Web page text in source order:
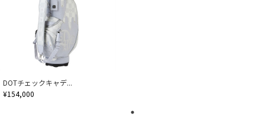
DOTチェックキャデ...
¥154,000